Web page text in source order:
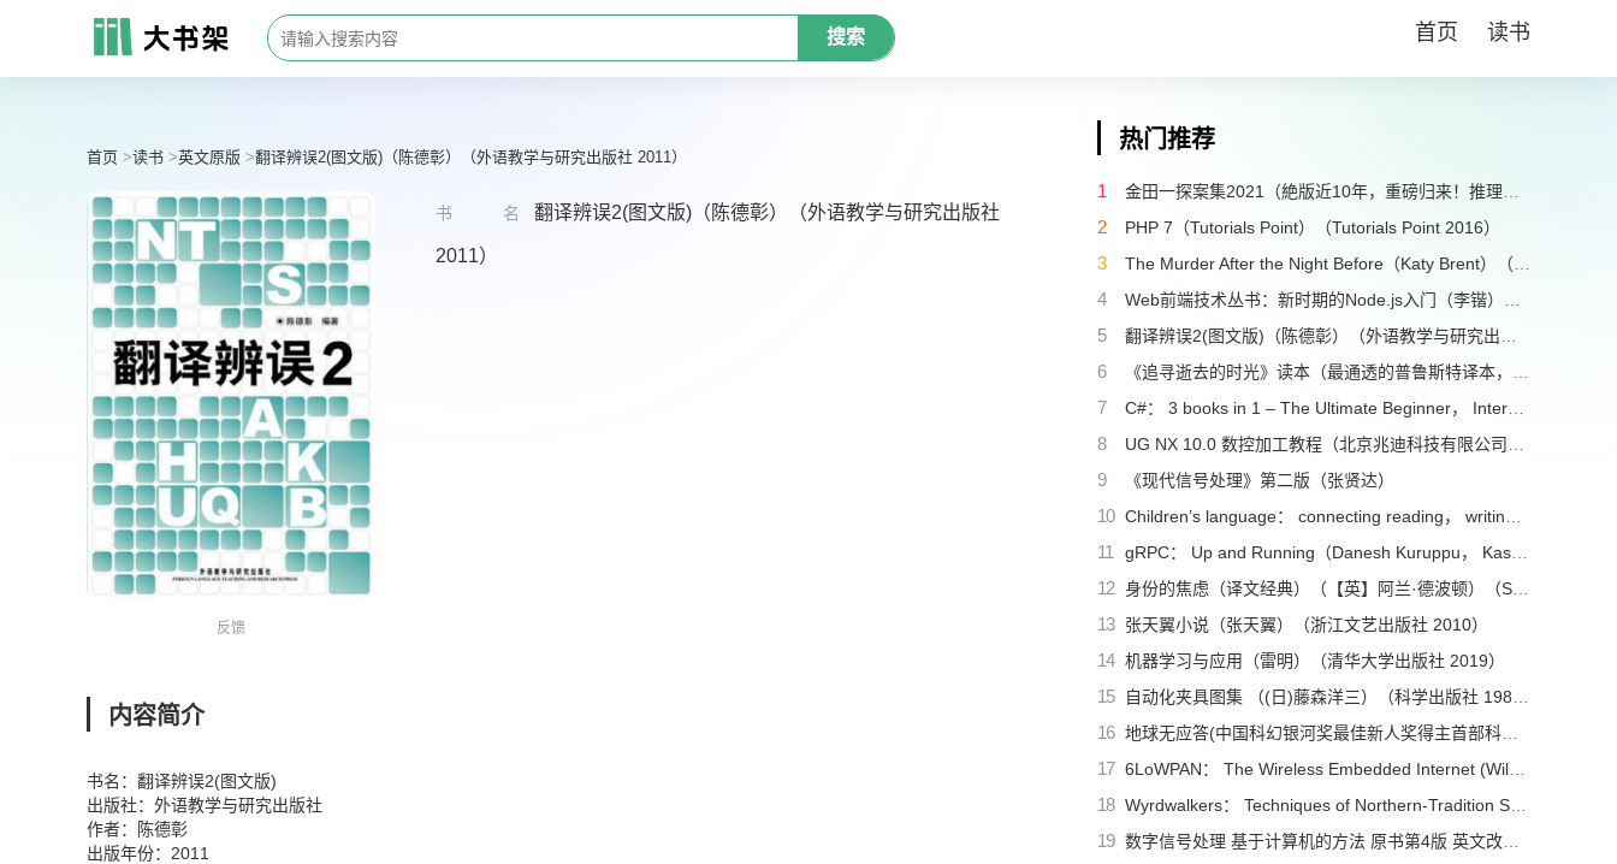
搜索 首页 读书
首页 读书 英文原版 翻译辨误2(图文版)（陈德彰）（外语教学与研究出版社 2011）
反馈
书名 翻译辨误2(图文版)（陈德彰）（外语教学与研究出版社
2011）
内容简介
书名：翻译辨误2(图文版)
出版社：外语教学与研究出版社
作者：陈德彰
出版年份：2011
热门推荐
1 金田一探案集2021（絶版近10年，重磅归来！推理高峰典范，江户川乱步、青山刚昌推荐。惊骇悬念+诡秘人性，入坑推理佳选，一套10本过足瘾！精美和风装帧，日本系列销量超5500万册）（横沟正史）（壹页科技 2021）
2 PHP 7（Tutorials Point）（Tutorials Point 2016）
3 The Murder After the Night Before（Katy Brent）（HQ Digital 2024）
4 Web前端技术丛书：新时期的Node.js入门（李锴）（清华大学出版社 2017）
5 翻译辨误2(图文版)（陈德彰）（外语教学与研究出版社 2011）
6 《追寻逝去的时光》读本（最通透的普鲁斯特译本，“大跨度”节选七卷本，一字不易；附赠《普罗斯特纸上展览》）（【法】马塞尔•普鲁斯特，周克希译）（广西师范大学出版社 2015）
7 C#： 3 books in 1 – The Ultimate Beginner， Intermediate & Advanced Guides to Master C# Programming Quickly with No Experience（Mark Reed）（2022）
8 UG NX 10.0 数控加工教程（北京兆迪科技有限公司）（机械工业出版社 2016）
9 《现代信号处理》第二版（张贤达）
10 Children’s language： connecting reading， writing， and talk（Judith Wells Lindfors）（Teachers College Press 2008）
11 gRPC： Up and Running（Danesh Kuruppu， Kasun Indrasiri）（O’Reilly Media 2020）
12 身份的焦虑（译文经典）（【英】阿兰·德波顿）（Shanghai Translation Publishing House 2018）
13 张天翼小说（张天翼）（浙江文艺出版社 2010）
14 机器学习与应用（雷明）（清华大学出版社 2019）
15 自动化夹具图集 （(日)藤森洋三）（科学出版社 1982）
16 地球无应答(中国科幻银河奖最佳新人奖得主首部科幻短篇集！改良基因会不会带来灾难？置身未来，看时间空间合伙变魔术！)（王诺诺 [王诺诺]）（湖南文艺出版社 2019）
17 6LoWPAN： The Wireless Embedded Internet (Wiley Series on Communications Networking & Distributed Systems)（Zach Shelby， Carsten Bormann）（Wiley 2010）
18 Wyrdwalkers： Techniques of Northern-Tradition Shamanism（Raven Kaldera）（2013）
19 数字信号处理 基于计算机的方法 原书第4版 英文改编版（（美）桑吉特·米特拉著；阔永红改编）（北京：电子工业出版社 2011）